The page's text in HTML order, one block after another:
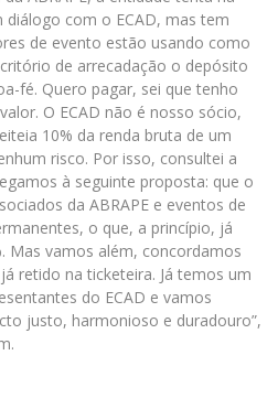
com o ECAD, mas tem
de evento estão usando como
de arrecadação o depósito
fé. Quero pagar, sei que tenho
O ECAD não é nosso sócio,
10% da renda bruta de um
risco. Por isso, consultei a
à seguinte proposta: que o
da ABRAPE e eventos de
o que, a princípio, já
Mas vamos além, concordamos
retido na ticketeira. Já temos um
do ECAD e vamos
justo, harmonioso e duradouro”,